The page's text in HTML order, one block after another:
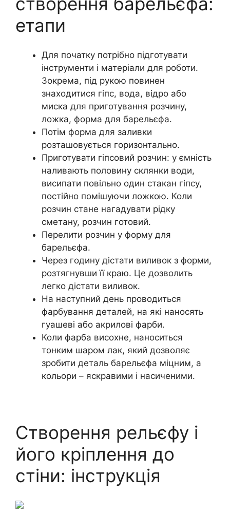
етапи
Для початку потрібно підготувати
інструменти і матеріали для роботи.
Зокрема, під рукою повинен
знаходитися гіпс, вода, відро або
миска для приготування розчину,
ложка, форма для барельєфа.
Потім форма для заливки
розташовується горизонтально.
Приготувати гіпсовий розчин: у ємність
наливають половину склянки води,
висипати повільно один стакан гіпсу,
постійно помішуючи ложкою. Коли
розчин стане нагадувати рідку
сметану, розчин готовий.
Перелити розчин у форму для
барельєфа.
Через годину дістати виливок з форми,
розтягнувши її краю. Це дозволить
легко дістати виливок.
На наступний день проводиться
фарбування деталей, на які наносять
гуашеві або акрилові фарби.
Коли фарба висохне, наноситься
тонким шаром лак, який дозволяє
зробити деталь барельєфа міцним, а
кольори – яскравими і насиченими.
Створення рельєфу і
його кріплення до
стіни: інструкція